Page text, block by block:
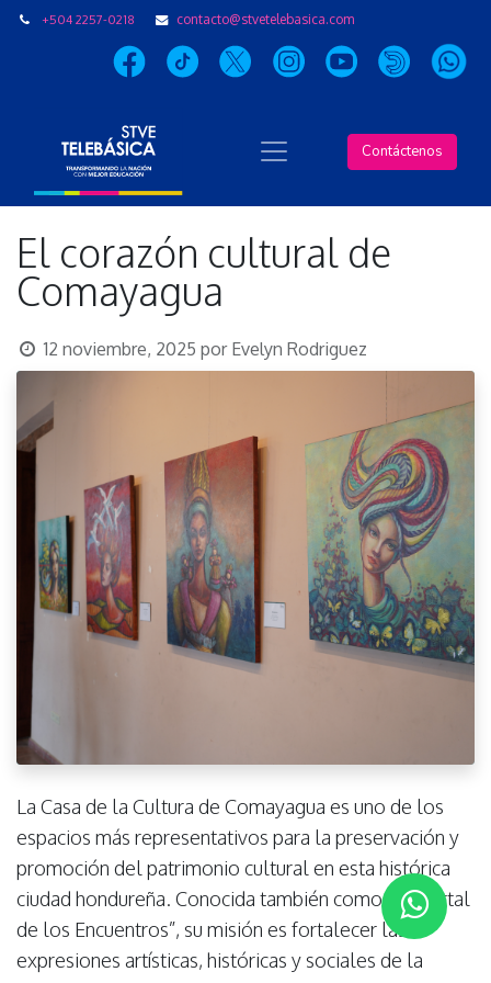
+504 2257-0218 contacto@stvetelebasica.com
Contáctenos
El corazón cultural de
Comayagua
12 noviembre, 2025 por Evelyn Rodriguez
La Casa de la Cultura de Comayagua es uno de los
espacios más representativos para la preservación y
promoción del patrimonio cultural en esta histórica
ciudad hondureña. Conocida también como “El Portal
de los Encuentros”, su misión es fortalecer las
expresiones artísticas, históricas y sociales de la